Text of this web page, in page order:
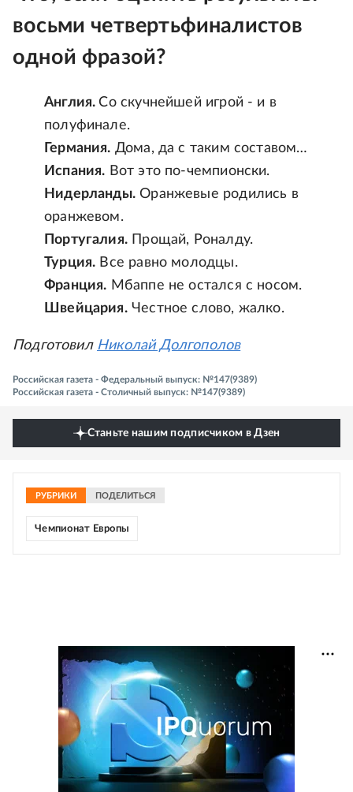
восьми четвертьфиналистов
одной фразой?
Англия.Со скучнейшей игрой - и в
полуфинале.
Германия. Дома, да с таким составом…
Испания. Вот это по-чемпионски.
Нидерланды.Оранжевые родились в
оранжевом.
Португалия.Прощай, Роналду.
Турция. Все равно молодцы.
Франция. Мбаппе не остался с носом.
Швейцария.Честное слово, жалко.
Подготовил Николай Долгополов
Российская газета - Федеральный выпуск: №147(9389)
Российская газета - Столичный выпуск: №147(9389)
Станьте нашим подписчиком в Дзен
РУБРИКИ ПОДЕЛИТЬСЯ
Чемпионат Европы